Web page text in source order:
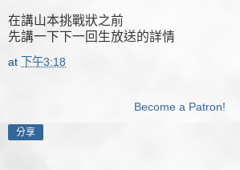
在講山本挑戰狀之前
先講一下下一回生放送的詳情
at 下午3:18
Become a Patron!
分享